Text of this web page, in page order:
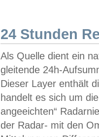
24 Stunden
Als Quelle dient ein
gleitende 24h-
Dieser Layer enthält
handelt es sich um
angeeichten“
der Radar- mit den